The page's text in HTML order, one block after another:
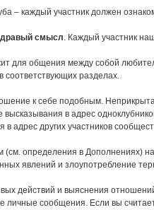
– каждый участник должен
смысл. Каждый участник
для общения между собой
соответствующих разделах.
к себе подобным.
в адрес
адрес других участников
определения в Дополнениях) на
явлений и злоупотребление
действий и выяснения
личные сообщения. Если вы